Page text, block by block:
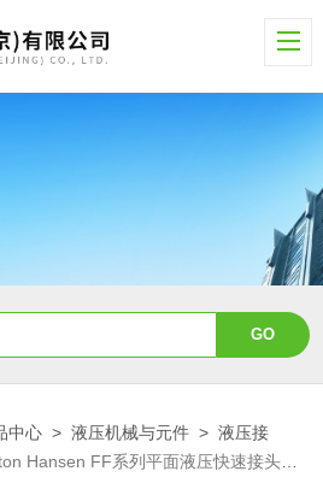
中心 >液压机械与元件 >液压接
Hansen FF系列平面液压快速接头